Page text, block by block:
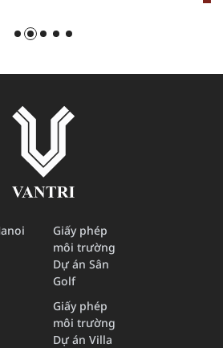
Giấy phép
môi trường
Dự án Sân
Golf
Giấy phép
môi trường
Dự án Villa